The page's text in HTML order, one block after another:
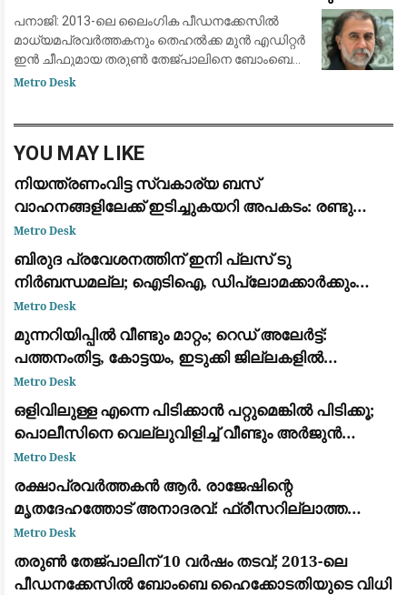
പനാജി: 2013-ലെ ലൈംഗിക പീഡനക്കേസിൽ
മാധ്യമപ്രവർത്തകനും തെഹൽക്ക മുൻ എഡിറ്റർ
ഇൻ ചീഫുമായ തരുൺ തേജ്പാലിനെ ബോംബെ
ഹൈക്കോടതി കുറ്റക്കാരനായി കണ്ടെത്തി 10
Metro Desk
YOU MAY LIKE
നിയന്ത്രണംവിട്ട സ്വകാര്യ ബസ്
വാഹനങ്ങളിലേക്ക് ഇടിച്ചുകയറി അപകടം: രണ്ടു
മരണം, എട്ട് പേർക്ക് പരിക്ക്
Metro Desk
ബിരുദ പ്രവേശനത്തിന് ഇനി പ്ലസ് ടു
നിർബന്ധമല്ല; ഐടിഐ, ഡിപ്ലോമക്കാർക്കും
അവസരം നൽകി ഉന്നത വിദ്യാഭ്യാസ വകുപ്പ്
ഉത്തരവിറക്കി
Metro Desk
മുന്നറിയിപ്പില്‍ വീണ്ടും മാറ്റം; റെഡ് അലേർട്ട്:
പത്തനംതിട്ട, കോട്ടയം, ഇടുക്കി ജില്ലകളില്‍
അതിതീവ്രമാകും
Metro Desk
ഒളിവിലുള്ള എന്നെ പിടിക്കാൻ പറ്റുമെങ്കിൽ പിടിക്കൂ;
പൊലീസിനെ വെല്ലുവിളിച്ച് വീണ്ടും അർജുൻ
ആയങ്കി
Metro Desk
രക്ഷാപ്രവർത്തകൻ ആർ. രാജേഷിന്റെ
മൃതദേഹത്തോട് അനാദരവ്: ഫ്രീസറില്ലാത്ത
ആംബുലൻസിൽ കൊണ്ടുപോയത് ചാവക്കാട് വരെ;
ഒടുവിൽ വാഹനം മാറ്റി
Metro Desk
തരുൺ തേജ്പാലിന് 10 വർഷം തടവ്; 2013-ലെ
പീഡനക്കേസിൽ ബോംബെ ഹൈക്കോടതിയുടെ വിധി